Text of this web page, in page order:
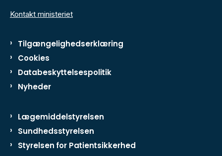
Kontakt ministeriet
Tilgængelighedserklæring
Cookies
Databeskyttelsespolitik
Nyheder
Lægemiddelstyrelsen
Sundhedsstyrelsen
Styrelsen for Patientsikkerhed